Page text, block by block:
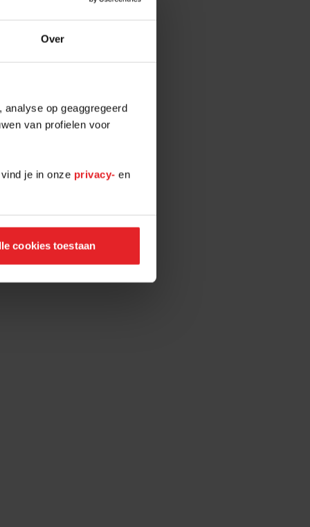
Over
op geaggregeerd
van profielen voor
je in onze privacy- en
cookies toestaan